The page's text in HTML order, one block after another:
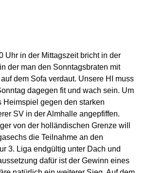
Uhr in der Mittagszeit bricht in der
der man den Sonntagsbraten mit
dem Sofa verdaut. Unsere HI muss
dagegen fit und wach sein. Um
Heimspiel gegen den starken
SV in der Almhalle angepfiffen.
von der holländischen Grenze will
die Teilnahme an den
3. Liga endgültig unter Dach und
dafür ist der Gewinn eines